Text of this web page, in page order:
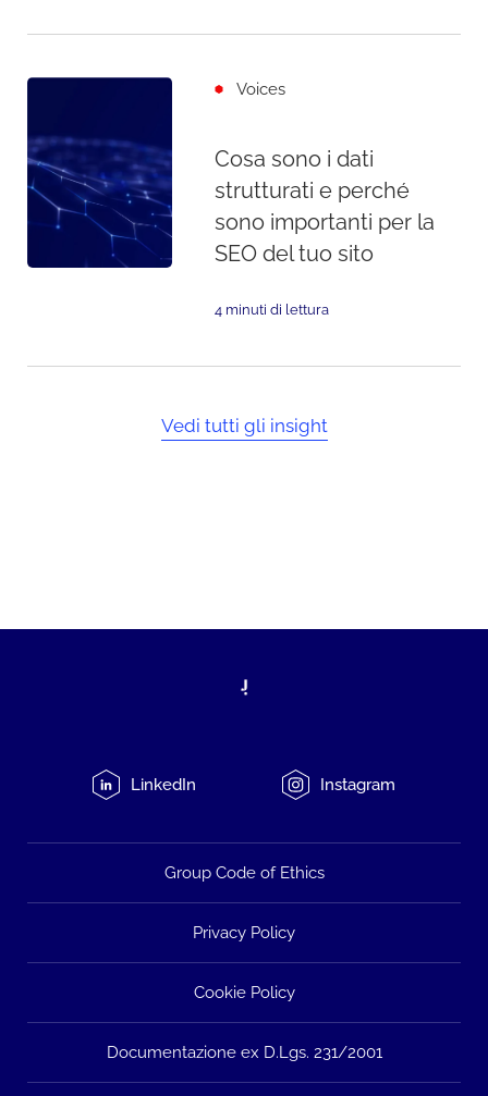
Voices
Cosa sono i dati
strutturati e perché
sono importanti per la
SEO del tuo sito
4 minuti di lettura
Vedi tutti gli insight
LinkedIn Instagram
Group Code of Ethics
Privacy Policy
Cookie Policy
Documentazione ex D.Lgs. 231/2001